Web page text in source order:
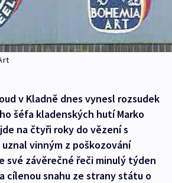
v Kladně dnes vynesl rozsudek
šéfa kladenských hutí Marko
na čtyři roky do vězení s
vinným z poškozování
své závěrečné řeči minulý týden
cílenou snahu ze strany státu o